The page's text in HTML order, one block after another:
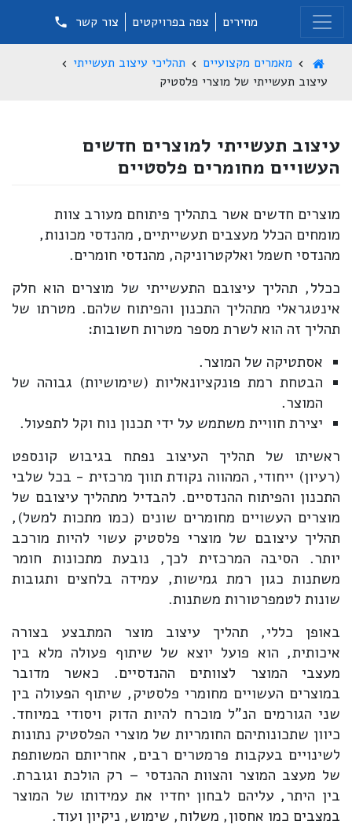
מחירים צפה בפרויקטים צור קשר
מאמרים מקצועיים
תהליכי עיצוב תעשייתי
עיצוב תעשייתי של מוצרי פלסטיק
עיצוב תעשייתי למוצרים חדשים
העשויים מחומרים פלסטיים
מוצרים חדשים אשר בתהליך פיתוחם מעורב צוות
מומחים הכלל מעצבים תעשייתיים, מהנדסי מכונות,
מהנדסי חשמל ואלקטרוניקה, מהנדסי חומרים.
ככלל, תהליך עיצובם התעשייתי של מוצרים הוא חלק
אינטגראלי מתהליך התכנון והפיתוח שלהם. מטרתו של
תהליך זה הוא לשרת מספר מטרות חשובות:
אסתטיקה של המוצר.
הבטחת רמת פונקציונאליות (שימושיות) גבוהה של
המוצר.
יצירת חוויית משתמש על ידי תכנון נוח וקל לתפעול.
ראשיתו של תהליך העיצוב נפתח בגיבוש קונספט
(רעיון) ייחודי, המהווה נקודת תווך מרכזית - בכל שלבי
התכנון והפיתוח ההנדסיים. להבדיל מתהליך עיצובם של
מוצרים העשויים מחומרים שונים (כמו מתכות למשל),
תהליך עיצובם של מוצרי פלסטיק עשוי להיות מורכב
יותר. הסיבה המרכזית לכך, נובעת מתכונות חומר
משתנות כגון רמת גמישות, עמידה בלחצים ותגובות
שונות לטמפרטורות משתנות.
באופן כללי, תהליך עיצוב מוצר המתבצע בצורה
איכותית, הוא פועל יוצא של שיתוף פעולה מלא בין
מעצבי המוצר לצוותים ההנדסיים. כאשר מדובר
במוצרים העשויים מחומרי פלסטיק, שיתוף הפעולה בין
שני הגורמים הנ"ל מוכרח להיות הדוק ויסודי במיוחד.
כיוון שתכונותיהם החומריות של מוצרי הפלסטיק נתונות
לשינויים בעקבות פרמטרים רבים, אחריותם המשותפת
של מעצב המוצר והצוות ההנדסי – רק הולכת וגוברת.
בין היתר, עליהם לבחון יחדיו את עמידותו של המוצר
במצבים כמו אחסון, משלוח, שימוש, ניקיון ועוד.